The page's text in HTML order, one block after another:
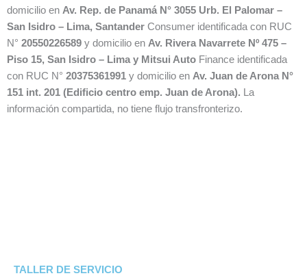
domicilio en Av. Rep. de Panamá N° 3055 Urb. El Palomar –
San Isidro – Lima, Santander Consumer identificada con RUC
N° 20550226589 y domicilio en Av. Rivera Navarrete Nº 475 –
Piso 15, San Isidro – Lima y Mitsui Auto Finance identificada
con RUC N° 20375361991 y domicilio en Av. Juan de Arona N°
151 int. 201 (Edificio centro emp. Juan de Arona). La
información compartida, no tiene flujo transfronterizo.
TALLER DE SERVICIO